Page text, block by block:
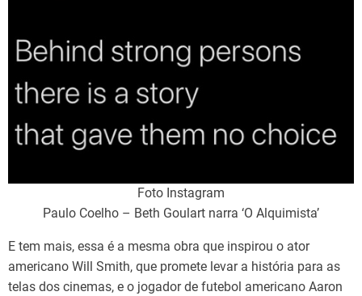
Foto Instagram
Paulo Coelho – Beth Goulart narra ‘O Alquimista’
E tem mais, essa é a mesma obra que inspirou o ator
americano Will Smith, que promete levar a história para as
telas dos cinemas, e o jogador de futebol americano Aaron